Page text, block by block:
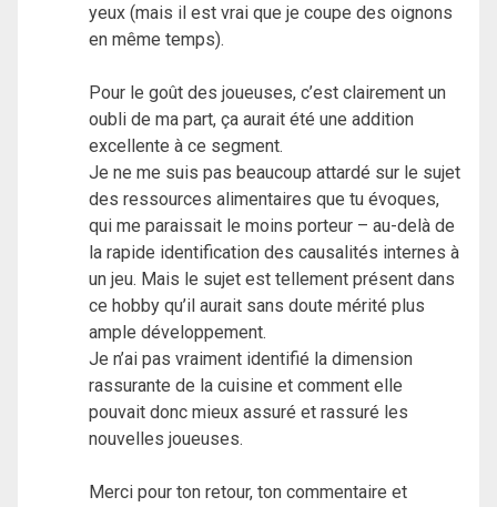
yeux (mais il est vrai que je coupe des oignons
en même temps).
Pour le goût des joueuses, c’est clairement un
oubli de ma part, ça aurait été une addition
excellente à ce segment.
Je ne me suis pas beaucoup attardé sur le sujet
des ressources alimentaires que tu évoques,
qui me paraissait le moins porteur – au-delà de
la rapide identification des causalités internes à
un jeu. Mais le sujet est tellement présent dans
ce hobby qu’il aurait sans doute mérité plus
ample développement.
Je n’ai pas vraiment identifié la dimension
rassurante de la cuisine et comment elle
pouvait donc mieux assuré et rassuré les
nouvelles joueuses.
Merci pour ton retour, ton commentaire et